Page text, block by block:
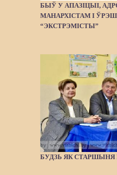
БЫЎ У АПАЗІЦЫІ,
МАНАРХІСТАМ І
“ЭКСТРЭМІСТЫ”
БУДЗЬ ЯК СТАРШЫНЯ